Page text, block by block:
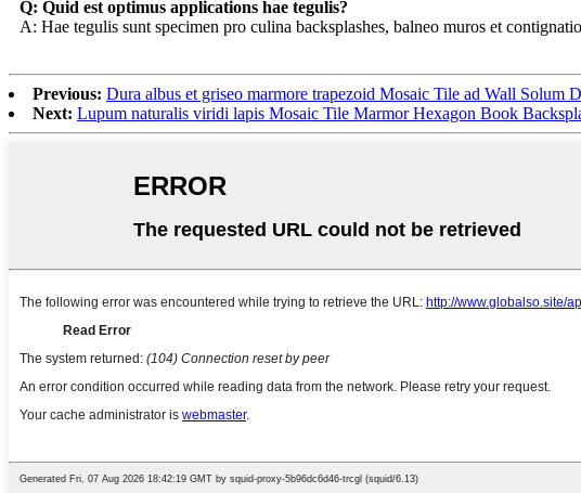
Q: Quid est optimus applications hae tegulis?
A: Hae tegulis sunt specimen pro culina backsplashes, balneo muros et
Previous: Dura albus et griseo marmore trapezoid Mosaic Tile ad Wall Solum
Next: Lupum naturalis viridi lapis Mosaic Tile Marmor Hexagon Book